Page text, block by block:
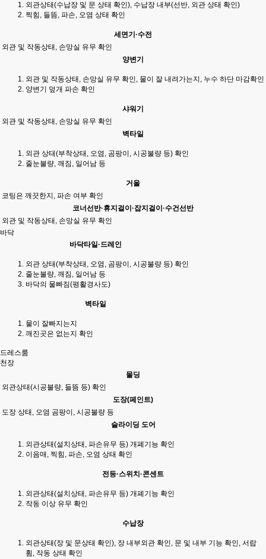
외관상태(수납장 및 문 상태 확인), 수납장 내부(선반, 외관 상태 확인)
찍힘, 들뜸, 파손, 오염 상태 확인
세면기·수전
외관 및 작동상태, 손망실 유무 확인
양변기
외관 및 작동상태, 손망실 유무 확인, 물이 잘 내려가는지, 누수 하단 마감확인
양변기 덮개 파손 확인
샤워기
외관 및 작동상태, 손망실 유무 확인
벽타일
외관 상태(부착상태, 오염, 곰팡이, 시공불량 등) 확인
줄눈불량, 깨짐, 일어남 등
거울
코팅은 깨끗한지, 파손 여부 확인
코너선반·휴지걸이·잡지걸이·수건선반
외관 및 작동상태, 손망실 유무 확인
바닥
바닥타일·드레인
외관 상태(부착상태, 오염, 곰팡이, 시공불량 등) 확인
줄눈불량, 깨짐, 일어남 등
바닥의 물빠짐(평활경사도)
벽타일
물이 잘빠지는지
깨진곳은 없는지 확인
드레스룸
천장
몰딩
외관상태(시공불량, 들뜸 등) 확인
도장(페인트)
도장 상태, 오염 곰팡이, 시공불량 등
슬라이딩 도어
외관상태(설치상태, 파손유무 등) 개폐기능 확인
이음매, 찍힘, 파손, 오염 상태 확인
전등·스위치·콘센트
외관상태(설치상태, 파손유무 등) 개폐기능 확인
작동 이상 유무 확인
수납장
외관상태(장 및 문상태 확인), 장 내부외관 확인, 문 및 내부 기능 확인, 서랍
휨, 작동 상태 확인